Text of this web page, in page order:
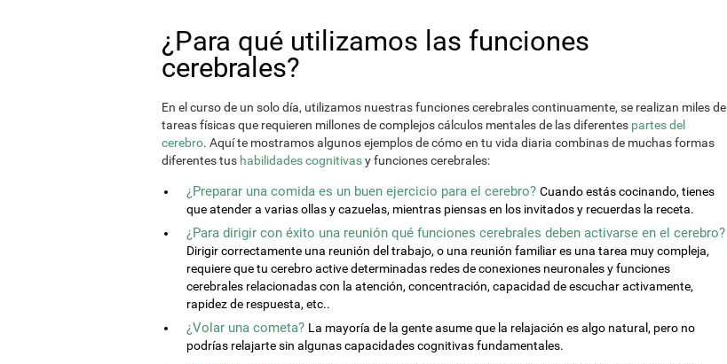
¿Para qué utilizamos las funciones
cerebrales?
En el curso de un solo día, utilizamos nuestras funciones cerebrales continuamente, se realizan miles de
tareas físicas que requieren millones de complejos cálculos mentales de las diferentes partes del
cerebro. Aquí te mostramos algunos ejemplos de cómo en tu vida diaria combinas de muchas formas
diferentes tus habilidades cognitivasy funciones cerebrales:
¿Preparar una comida es un buen ejercicio para el cerebro? Cuando estás cocinando, tienes
que atender a varias ollas y cazuelas, mientras piensas en los invitados y recuerdas la receta.
¿Para dirigir con éxito una reunión qué funciones cerebrales deben activarse en el cerebro?
Dirigir correctamente una reunión del trabajo, o una reunión familiar es una tarea muy compleja,
requiere que tu cerebro active determinadas redes de conexiones neuronales y funciones
cerebrales relacionadas con la atención, concentración, capacidad de escuchar activamente,
rapidez de respuesta, etc..
¿Volar una cometa? La mayoría de la gente asume que la relajación es algo natural, pero no
podrías relajarte sin algunas capacidades cognitivas fundamentales.